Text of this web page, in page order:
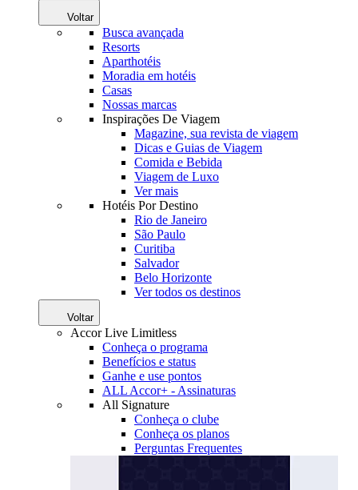
Voltar
Busca avançada
Resorts
Aparthotéis
Moradia em hotéis
Casas
Nossas marcas
Inspirações De Viagem
Magazine, sua revista de viagem
Dicas e Guias de Viagem
Comida e Bebida
Viagem de Luxo
Ver mais
Hotéis Por Destino
Rio de Janeiro
São Paulo
Curitiba
Salvador
Belo Horizonte
Ver todos os destinos
Voltar
Accor Live Limitless
Conheça o programa
Benefícios e status
Ganhe e use pontos
ALL Accor+ - Assinaturas
All Signature
Conheça o clube
Conheça os planos
Perguntas Frequentes